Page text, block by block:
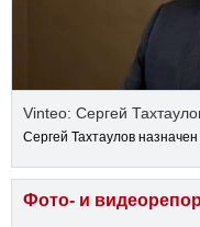
Vinteo: Сергей
Сергей Тахтаулов
Фото- и